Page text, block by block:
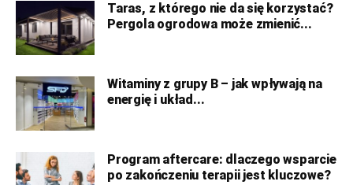
Taras, z którego nie da się korzystać?
Pergola ogrodowa może zmienić...
Witaminy z grupy B – jak wpływają na
energię i układ...
Program aftercare: dlaczego wsparcie
po zakończeniu terapii jest kluczowe?